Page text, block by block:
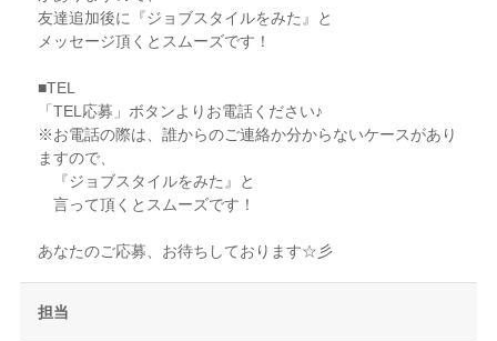
友達追加後に『ジョブスタイルをみた』と
メッセージ頂くとスムーズです！
■TEL
「TEL応募」ボタンよりお電話ください♪
※お電話の際は、誰からのご連絡か分からないケースがあり
ますので、
『ジョブスタイルをみた』と
言って頂くとスムーズです！
あなたのご応募、お待ちしております☆彡
担当